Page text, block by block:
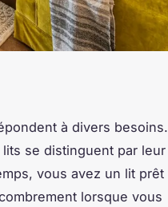
à divers besoins.
lits se distinguent par leur
vous avez un lit prêt
lorsque vous